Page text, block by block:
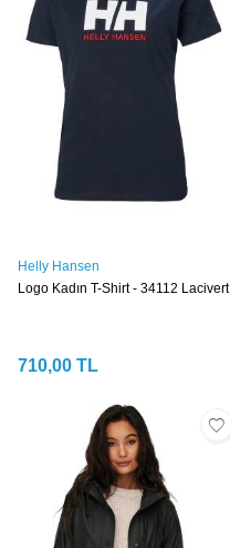
Helly Hansen
Logo Kadın T-Shirt - 34112 Lacivert
710,00 TL